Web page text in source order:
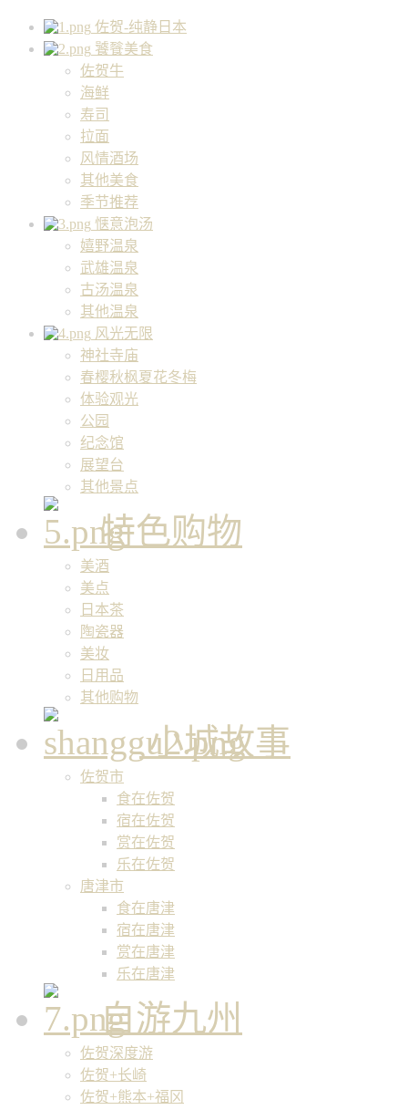
佐贺-纯静日本
饕餮美食
佐贺牛
海鲜
寿司
拉面
风情酒场
其他美食
季节推荐
惬意泡汤
嬉野温泉
武雄温泉
古汤温泉
其他温泉
风光无限
神社寺庙
春樱秋枫夏花冬梅
体验观光
公园
纪念馆
展望台
其他景点
特色购物
美酒
美点
日本茶
陶瓷器
美妆
日用品
其他购物
小城故事
佐贺市
食在佐贺
宿在佐贺
赏在佐贺
乐在佐贺
唐津市
食在唐津
宿在唐津
赏在唐津
乐在唐津
自游九州
佐贺深度游
佐贺+长崎
佐贺+熊本+福冈